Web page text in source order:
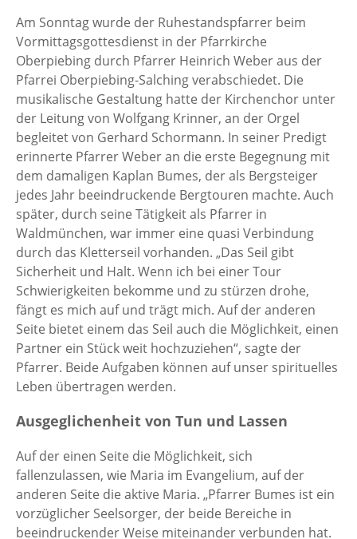
Am Sonntag wurde der Ruhestandspfarrer beim
Vormittagsgottesdienst in der Pfarrkirche
Oberpiebing durch Pfarrer Heinrich Weber aus der
Pfarrei Oberpiebing-Salching verabschiedet. Die
musikalische Gestaltung hatte der Kirchenchor unter
der Leitung von Wolfgang Krinner, an der Orgel
begleitet von Gerhard Schormann. In seiner Predigt
erinnerte Pfarrer Weber an die erste Begegnung mit
dem damaligen Kaplan Bumes, der als Bergsteiger
jedes Jahr beeindruckende Bergtouren machte. Auch
später, durch seine Tätigkeit als Pfarrer in
Waldmünchen, war immer eine quasi Verbindung
durch das Kletterseil vorhanden. „Das Seil gibt
Sicherheit und Halt. Wenn ich bei einer Tour
Schwierigkeiten bekomme und zu stürzen drohe,
fängt es mich auf und trägt mich. Auf der anderen
Seite bietet einem das Seil auch die Möglichkeit, einen
Partner ein Stück weit hochzuziehen“, sagte der
Pfarrer. Beide Aufgaben können auf unser spirituelles
Leben übertragen werden.
Ausgeglichenheit von Tun und Lassen
Auf der einen Seite die Möglichkeit, sich
fallenzulassen, wie Maria im Evangelium, auf der
anderen Seite die aktive Maria. „Pfarrer Bumes ist ein
vorzüglicher Seelsorger, der beide Bereiche in
beeindruckender Weise miteinander verbunden hat.